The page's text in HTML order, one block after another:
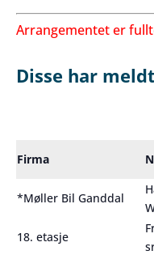
Arrangementet er
Disse har
Firma
*Møller Bil Ganddal
18. etasje